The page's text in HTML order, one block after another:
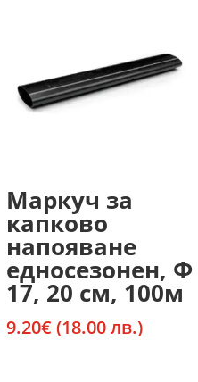
Маркуч за
капково
напояване
едносезонен, Ф
17, 20 см, 100м
9.20€ (18.00 лв.)